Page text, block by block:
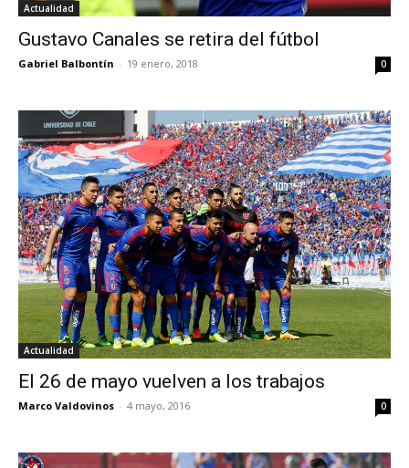
Actualidad
Gustavo Canales se retira del fútbol
Gabriel Balbontín - 19 enero, 2018 0
Actualidad
El 26 de mayo vuelven a los trabajos
Marco Valdovinos - 4 mayo, 2016 0